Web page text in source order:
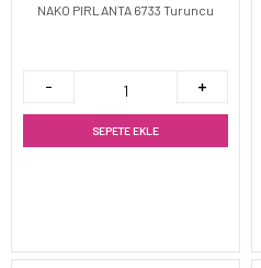
NAKO PIRLANTA 6733 Turuncu
SEPETE EKLE